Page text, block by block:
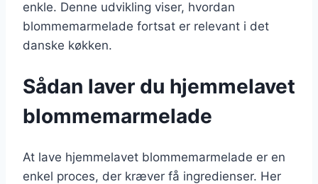
enkle. Denne udvikling viser, hvordan
blommemarmelade fortsat er relevant i det
danske køkken.
Sådan laver du hjemmelavet
blommemarmelade
At lave hjemmelavet blommemarmelade er en
enkel proces, der kræver få ingredienser. Her